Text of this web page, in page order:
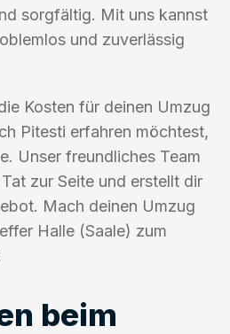
sorgfältig. Mit uns kannst
und zuverlässig
Kosten für deinen Umzug
Pitesti erfahren möchtest,
Unser freundliches Team
zur Seite und erstellt dir
Mach deinen Umzug
Halle (Saale) zum
beim